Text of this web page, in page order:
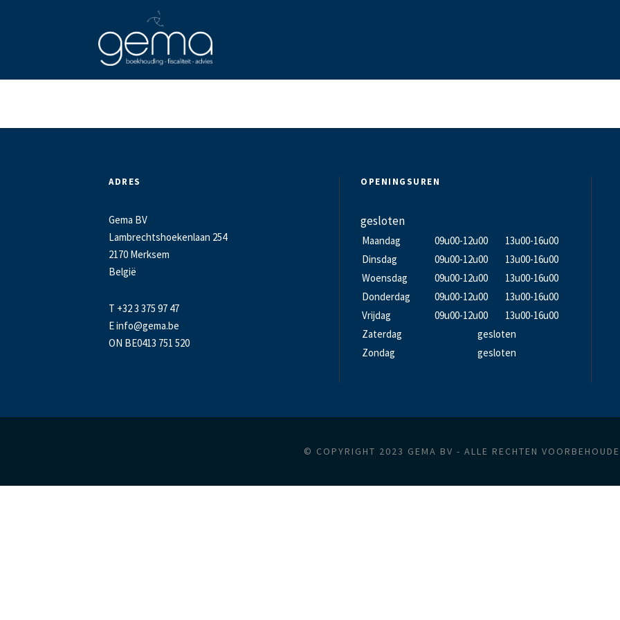
ADRES
Gema BV
Lambrechtshoekenlaan 254
2170 Merksem
België
T +32 3 375 97 47
Einfo@gema.be
ON BE0413 751 520
OPENINGSUREN
gesloten
Maandag 09u00-12u00
13u00-16u00
Dinsdag
09u00-12u00
13u00-16u00
Woensdag
09u00-12u00
13u00-16u00
Donderdag
09u00-12u00
13u00-16u00
Vrijdag
09u00-12u00
13u00-16u00
Zaterdag
gesloten
Zondag
gesloten
© COPYRIGHT 2023 GEMA BV - ALLE RECHTEN